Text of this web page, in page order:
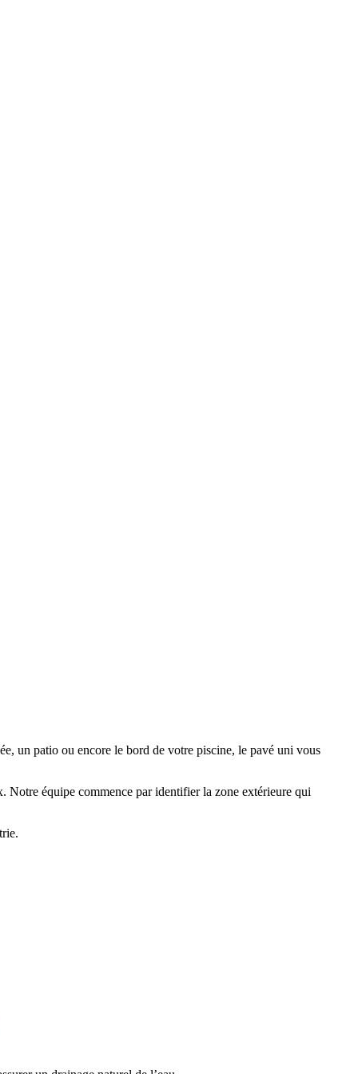
un patio ou encore le bord de votre piscine, le pavé uni vous
Notre équipe commence par identifier la zone extérieure qui